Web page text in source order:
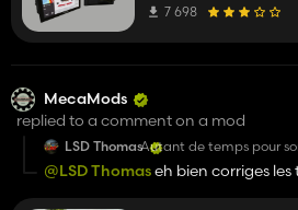
7 698
MecaMods
replied to a comment on a mod
LSD ThomasAutant de temps pour
d'erreur une honte,
ouvrir le log en jeu c'est
@LSD Thomaseh bien corriges les